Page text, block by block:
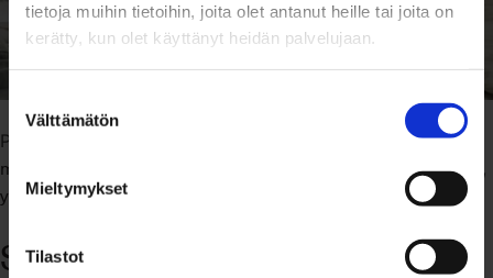
tietoja muihin tietoihin, joita olet antanut heille tai joita on
kerätty, kun olet käyttänyt heidän palvelujaan.
Suostumuksen
valinta
Välttämätön
Mieltymykset
Tilastot
Posted in
lifestyle
myymälä
Support your local ,
yhteistyöLeave a Comment
Sadunomaista